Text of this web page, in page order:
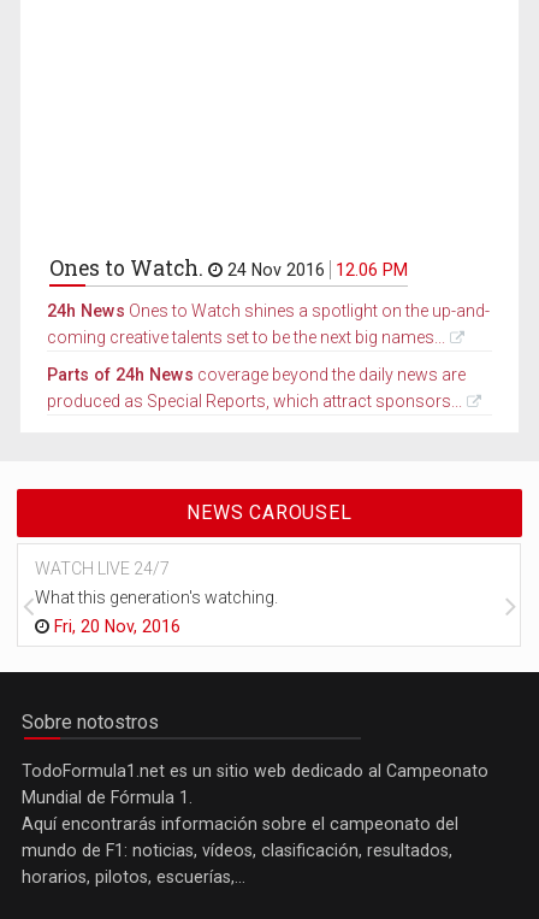
Ones to Watch. 24 Nov 2016 12.06 PM
24h News Ones to Watch shines a spotlight on the up-and-
coming creative talents set to be the next big names...
Parts of 24h News coverage beyond the daily news are
produced as Special Reports, which attract sponsors...
NEWS CAROUSEL
WATCH LIVE 24/7
What this generation's watching.
Fri, 20 Nov, 2016
Sobre notostros
TodoFormula1.net es un sitio web dedicado al Campeonato
Mundial de Fórmula 1.
Aquí encontrarás información sobre el campeonato del
mundo de F1: noticias, vídeos, clasificación, resultados,
horarios, pilotos, escuerías,...